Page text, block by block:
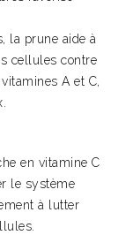
la prune aide à
cellules contre
A et C,
en vitamine C
le système
à lutter